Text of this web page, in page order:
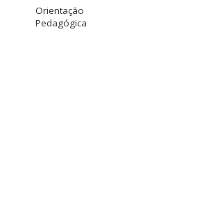
Orientação
Pedagógica